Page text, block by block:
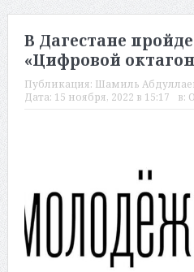
В Дагестане
«Цифровой
Публикация: Шамиль
Дата: 15 ноября, 2022 в 15:17 в: